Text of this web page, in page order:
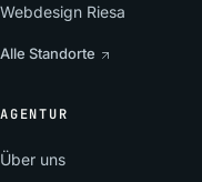
Webdesign Riesa
Alle Standorte
AGENTUR
Über uns